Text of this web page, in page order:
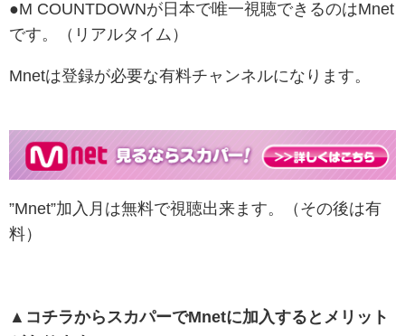
●M COUNTDOWNが日本で唯一視聴できるのはMnet
です。（リアルタイム）
Mnetは登録が必要な有料チャンネルになります。
”Mnet”加入月は無料で視聴出来ます。（その後は有
料）
▲コチラからスカパーでMnetに加入するとメリット